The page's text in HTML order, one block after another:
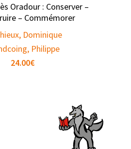
Oradour : Conserver –
– Commémorer
Dominique
Philippe
24.00€